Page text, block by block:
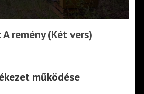
remény (Két vers)
működése